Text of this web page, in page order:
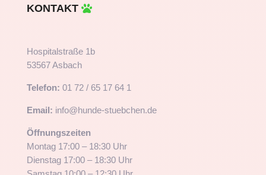
KONTAKT
Hospitalstraße 1b
53567 Asbach
Telefon: 01 72 / 65 17 64 1
Email: info@hunde-stuebchen.de
Öffnungszeiten
Montag 17:00 – 18:30 Uhr
Dienstag 17:00 – 18:30 Uhr